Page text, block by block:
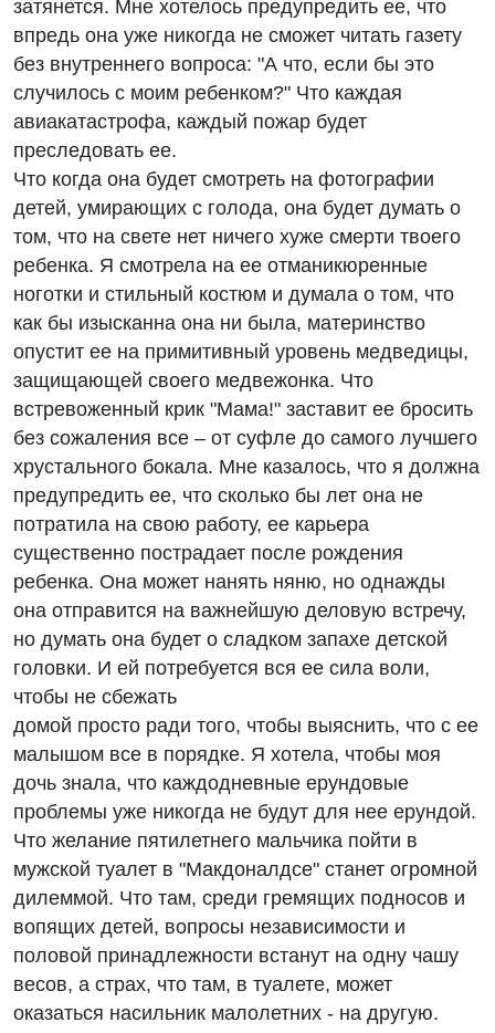
затянется. Мне хотелось предупредить ее, что
впредь она уже никогда не сможет читать газету
без внутреннего вопроса: "А что, если бы это
случилось с моим ребенком?" Что каждая
авиакатастрофа, каждый пожар будет
преследовать ее.
Что когда она будет смотреть на фотографии
детей, умирающих с голода, она будет думать о
том, что на свете нет ничего хуже смерти твоего
ребенка. Я смотрела на ее отманикюренные
ноготки и стильный костюм и думала о том, что
как бы изысканна она ни была, материнство
опустит ее на примитивный уровень медведицы,
защищающей своего медвежонка. Что
встревоженный крик "Мама!" заставит ее бросить
без сожаления все – от суфле до самого лучшего
хрустального бокала. Мне казалось, что я должна
предупредить ее, что сколько бы лет она не
потратила на свою работу, ее карьера
существенно пострадает после рождения
ребенка. Она может нанять няню, но однажды
она отправится на важнейшую деловую встречу,
но думать она будет о сладком запахе детской
головки. И ей потребуется вся ее сила воли,
чтобы не сбежать
домой просто ради того, чтобы выяснить, что с ее
малышом все в порядке. Я хотела, чтобы моя
дочь знала, что каждодневные ерундовые
проблемы уже никогда не будут для нее ерундой.
Что желание пятилетнего мальчика пойти в
мужской туалет в "Макдоналдсе" станет огромной
дилеммой. Что там, среди гремящих подносов и
вопящих детей, вопросы независимости и
половой принадлежности встанут на одну чашу
весов, а страх, что там, в туалете, может
оказаться насильник малолетних - на другую.